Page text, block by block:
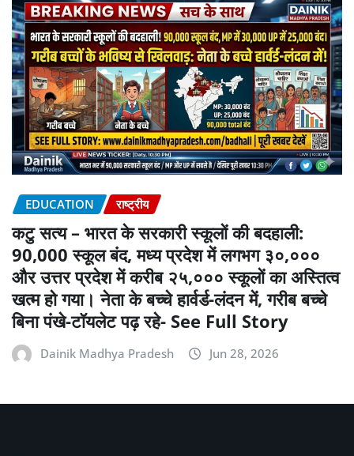
EDUCATION राष्ट्रीय
कटु सत्य – भारत के सरकारी स्कूलों की बदहाली:
90,000 स्कूल बंद, मध्य प्रदेश में लगभग ३०,०००
और उत्तर प्रदेश में करीब २५,००० स्कूलों का अस्तित्व
खत्म हो गया। नेता के बच्चे हार्वर्ड-लंदन में, गरीब बच्चे
बिना पंखे-टॉयलेट पढ़ रहे- See Full Story
Dainik Madhya Pradesh Jun 28, 2026